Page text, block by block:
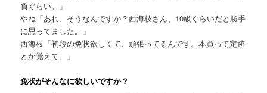
負ぐらい。」
やね「あれ、そうなんですか？西海枝さん、10級ぐらいだと勝手
に思ってました。」
西海枝「初段の免状欲しくて、頑張ってるんです。本買って定跡
とか覚えて。」
免状がそんなに欲しいですか？